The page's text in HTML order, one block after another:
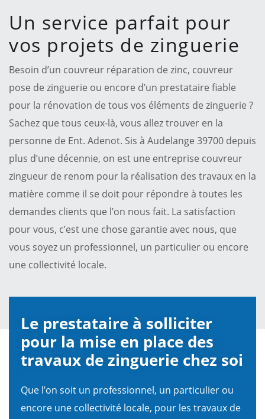
Un service parfait pour
vos projets de zinguerie
Besoin d’un couvreur réparation de zinc, couvreur
pose de zinguerie ou encore d’un prestataire fiable
pour la rénovation de tous vos éléments de zinguerie ?
Sachez que tous ceux-là, vous allez trouver en la
personne de Ent. Adenot. Sis à Audelange 39700 depuis
plus d’une décennie, on est une entreprise couvreur
zingueur de renom pour la réalisation des travaux en la
matière comme il se doit pour répondre à toutes les
demandes clients que l’on nous fait. La satisfaction
pour vous, c’est une chose garantie avec nous, que
vous soyez un professionnel, un particulier ou encore
une collectivité locale.
Le prestataire à solliciter
pour la mise en place des
travaux de zinguerie chez soi
Que l’on soit un professionnel, un particulier ou
encore une collectivité locale, pour les travaux de